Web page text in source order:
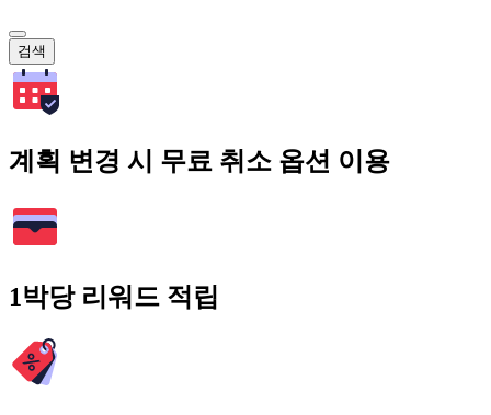
검색
계획 변경 시 무료 취소 옵션 이용
1박당 리워드 적립